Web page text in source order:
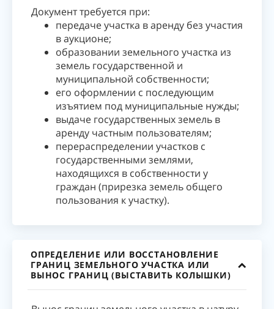
Документ требуется при:
передаче участка в аренду без участия
в аукционе;
образовании земельного участка из
земель государственной и
муниципальной собственности;
его оформлении с последующим
изъятием под муниципальные нужды;
выдаче государственных земель в
аренду частным пользователям;
перераспределении участков с
государственными землями,
находящихся в собственности у
граждан (прирезка земель общего
пользования к участку).
ОПРЕДЕЛЕНИЕ ИЛИ ВОССТАНОВЛЕНИЕ
ГРАНИЦ ЗЕМЕЛЬНОГО УЧАСТКА ИЛИ
ВЫНОС ГРАНИЦ (ВЫСТАВИТЬ КОЛЫШКИ)